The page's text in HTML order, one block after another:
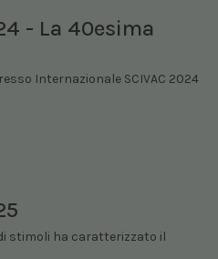
- La 40esima
Internazionale SCIVAC 2024
stimoli ha caratterizzato il